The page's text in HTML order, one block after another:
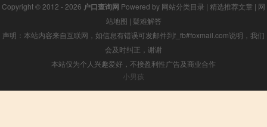
Copyright © 2012 - 2026 户口查询网 Powered by 网站分类目录 | 精选推荐文章 | 网
站地图 | 疑难解答
声明：本站内容来自互联网，如信息有错误可发邮件到f_fb#foxmail.com说明，我们
会及时纠正，谢谢
本站仅为个人兴趣爱好，不接盈利性广告及商业合作
小男孩